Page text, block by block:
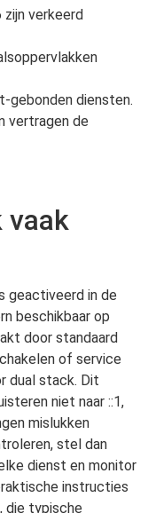
zijn verkeerd
gebonden diensten.
vertragen de
vaak
geactiveerd in de
beschikbaar op
door standaard
of service
dual stack. Dit
niet naar ::1,
mislukken
stel dan
dienst en monitor
instructies
, die typische